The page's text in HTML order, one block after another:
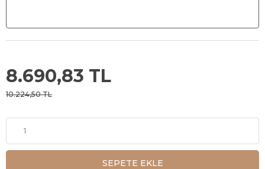
8.690,83 TL
10.224,50 TL
SEPETE EKLE